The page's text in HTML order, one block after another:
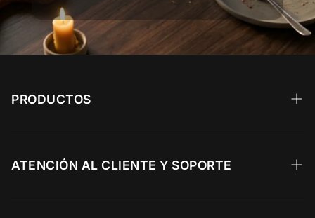
PRODUCTOS
Wagyu
Calidad Prime
ATENCIÓN AL CLIENTE Y SOPORTE
Recetas 🥩